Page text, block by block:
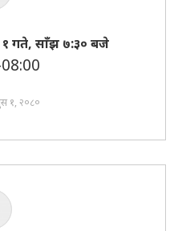
१ गते, साँझ ७:३० बजे
१, २०८०